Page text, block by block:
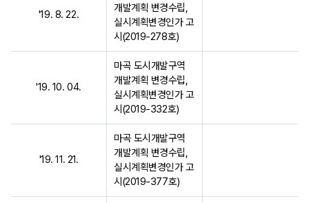
'19. 8. 22.
개발계획 변경수립,
실시계획변경인가 고
시(2019-278호)
'19. 10. 04.
마곡 도시개발구역
개발계획 변경수립,
실시계획변경인가 고
시(2019-332호)
'19. 11. 21.
마곡 도시개발구역
개발계획 변경수립,
실시계획변경인가 고
시(2019-377호)